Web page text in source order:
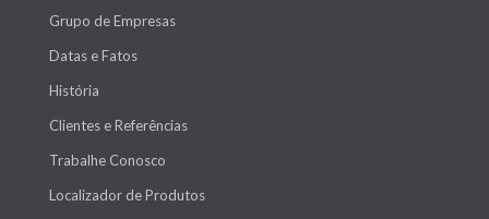
Grupo de Empresas
Datas e Fatos
História
Clientes e Referências
Trabalhe Conosco
Localizador de Produtos